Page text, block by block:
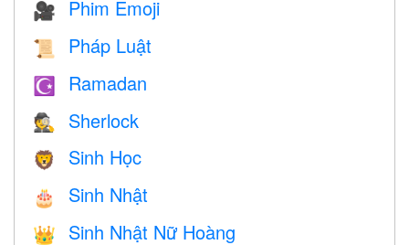
🎥 Phim Emoji
📜 Pháp Luật
☪️ Ramadan
🕵️ Sherlock
🦁 Sinh Học
🎂 Sinh Nhật
👑 Sinh Nhật Nữ Hoàng